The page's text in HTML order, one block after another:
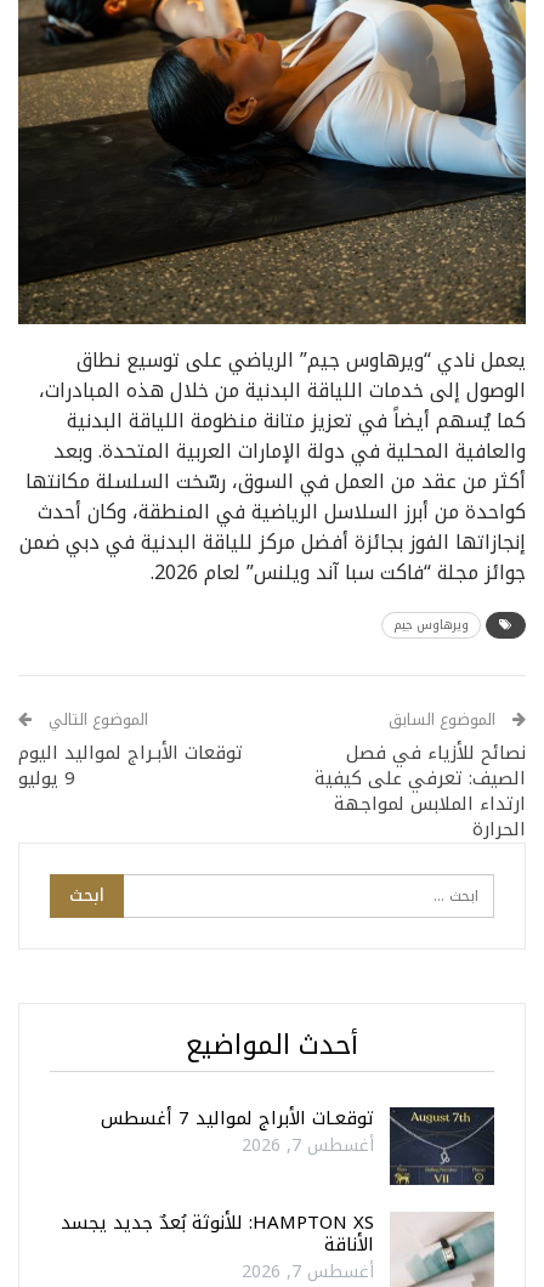
يعمل نادي “ويرهاوس جيم” الرياضي على توسيع نطاق
الوصول إلى خدمات اللياقة البدنية من خلال هذه المبادرات،
كما يُسهم أيضاً في تعزيز متانة منظومة اللياقة البدنية
والعافية المحلية في دولة الإمارات العربية المتحدة. وبعد
أكثر من عقد من العمل في السوق، رسّخت السلسلة مكانتها
كواحدة من أبرز السلاسل الرياضية في المنطقة، وكان أحدث
إنجازاتها الفوز بجائزة أفضل مركز للياقة البدنية في دبي ضمن
جوائز مجلة “فاكت سبا آند ويلنس” لعام 2026.
ويرهاوس جيم
الموضوع السابق
نصائح للأزياء في فصل
الصيف: تعرفي على كيفية
ارتداء الملابس لمواجهة
الحرارة
الموضوع التالي
توقعات الأبـراج لمواليد اليوم
9 يوليو
أحدث المواضيع
توقعـات الأبراج لمواليد 7 أغسطس
أغسطس 7, 2026
HAMPTON XS: للأنوثة بُعدٌ جديد يجسد
الأناقة
أغسطس 7, 2026